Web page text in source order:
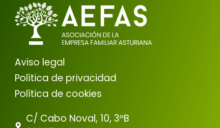
Aviso legal
Política de privacidad
Política de cookies
C/ Cabo Noval, 10, 3ºB